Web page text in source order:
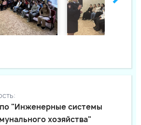
"Инженерные системы
хозяйства"